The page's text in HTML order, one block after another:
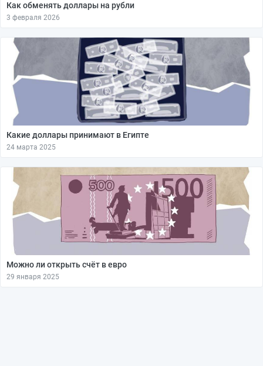
Как обменять доллары на рубли
3 февраля 2026
Какие доллары принимают в Египте
24 марта 2025
Можно ли открыть счёт в евро
29 января 2025